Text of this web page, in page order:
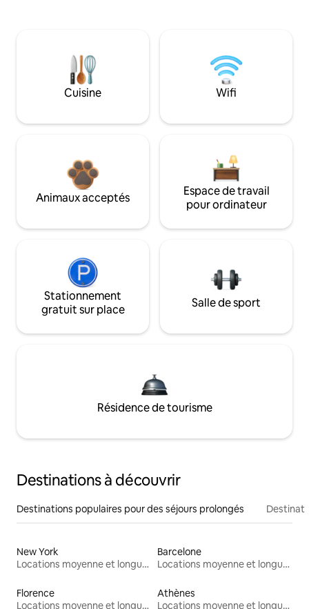
Cuisine Wifi
Animaux acceptés
Espace de travail
pour ordinateur
Stationnement
gratuit sur place
Salle de sport
Résidence de tourisme
Destinations à découvrir
Destinations populaires pour des séjours prolongés
New York
Locations moyenne et longue durée
Barcelone
Locations moyenne et longue durée
Florence
Locations moyenne et longue durée
Athènes
Locations moyenne et longue durée